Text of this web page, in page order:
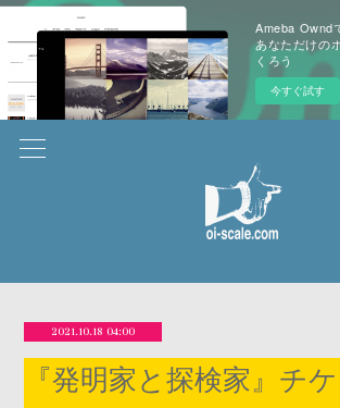
Ameba Ownd
あなただけの
くろう
今すぐ試す
2021.10.18 04:00
『発明家と探検家』チ